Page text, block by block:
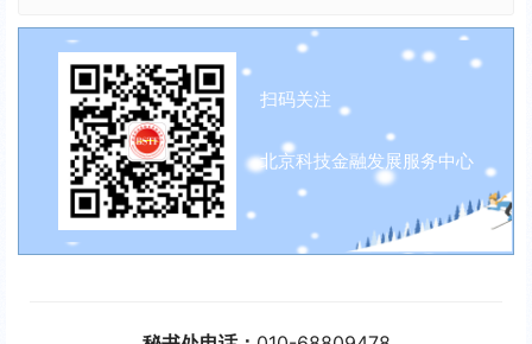
扫码关注
北京科技金融发展服务中心